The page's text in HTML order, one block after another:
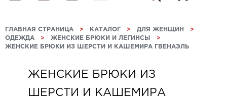
ГЛАВНАЯ СТРАНИЦА > КАТАЛОГ > ДЛЯ ЖЕНЩИН >
ОДЕЖДА > ЖЕНСКИЕ БРЮКИ И ЛЕГИНСЫ >
ЖЕНСКИЕ БРЮКИ ИЗ ШЕРСТИ И КАШЕМИРА ГВЕНАЭЛЬ
ЖЕНСКИЕ БРЮКИ ИЗ
ШЕРСТИ И КАШЕМИРА